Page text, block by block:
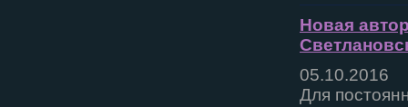
Новая
05.10.2016
Для